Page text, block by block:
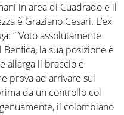
in area di Cuadrado e il
è Graziano Cesari. L’ex
” Voto assolutamente
la sua posizione è
allarga il braccio e
prova ad arrivare sul
da un controllo col
il colombiano